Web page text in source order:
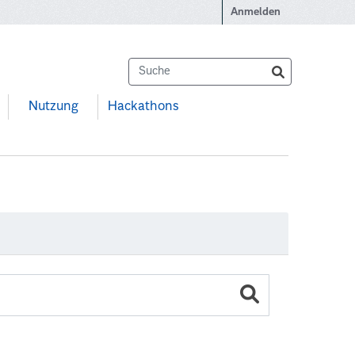
Anmelden
Nutzung Hackathons